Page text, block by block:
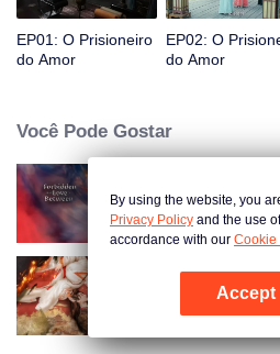
Abra o
EP01: O Prisioneiro
do Amor
EP02: O
do Amor
Você Pode Gostar
Senhor Imortal
Escravizado
By using the website, you
Privacy Policy and the use
accordance with our Cookie
Accept